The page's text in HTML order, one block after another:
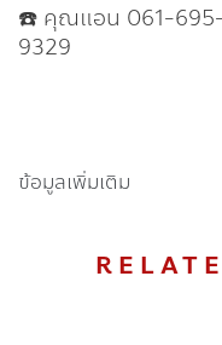
☎️ คุณแอน 061-
9329
ข้อมูลเพิ่มเติม